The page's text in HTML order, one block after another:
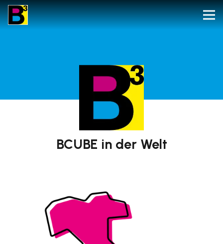
BCUBE in der Welt